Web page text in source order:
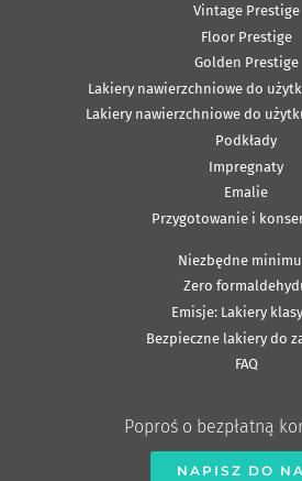
Vintage Prestige
Floor Prestige
Golden Prestige
Lakiery nawierzchniowe do
Lakiery nawierzchniowe do
Podkłady
Impregnaty
Emalie
Przygotowanie i
Niezbędne
Zero
Emisje: Lakiery
Bezpieczne lakiery do
FAQ
Poproś o bezpłatną
NAPISZ DO